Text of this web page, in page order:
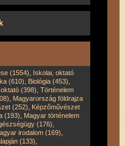
(1554), Iskolai, oktató
(610), Biológia (453),
(398), Történelem
, Magyarország földrajza
(252), Képzőművészet
(193), Magyar történelem
(176),
irodalom (169),
(133),